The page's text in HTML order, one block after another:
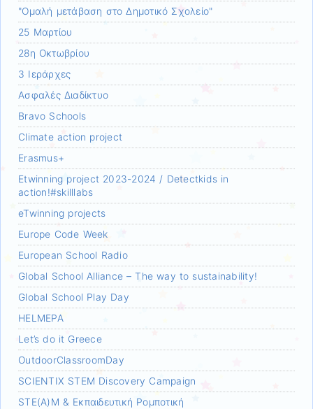
"Ομαλή μετάβαση στο Δημοτικό Σχολείο"
25 Μαρτίου
28η Οκτωβρίου
3 Ιεράρχες
Aσφαλές Διαδίκτυο
Bravo Schools
Climate action project
Erasmus+
Etwinning project 2023-2024 / Detectkids in
action!#skilllabs
eTwinning projects
Europe Code Week
European School Radio
Global School Alliance – The way to sustainability!
Global School Play Day
HELMEPA
Let’s do it Greece
OutdoorClassroomDay
SCIENTIX STEM Discovery Campaign
STE(A)M & Εκπαιδευτική Ρομποτική